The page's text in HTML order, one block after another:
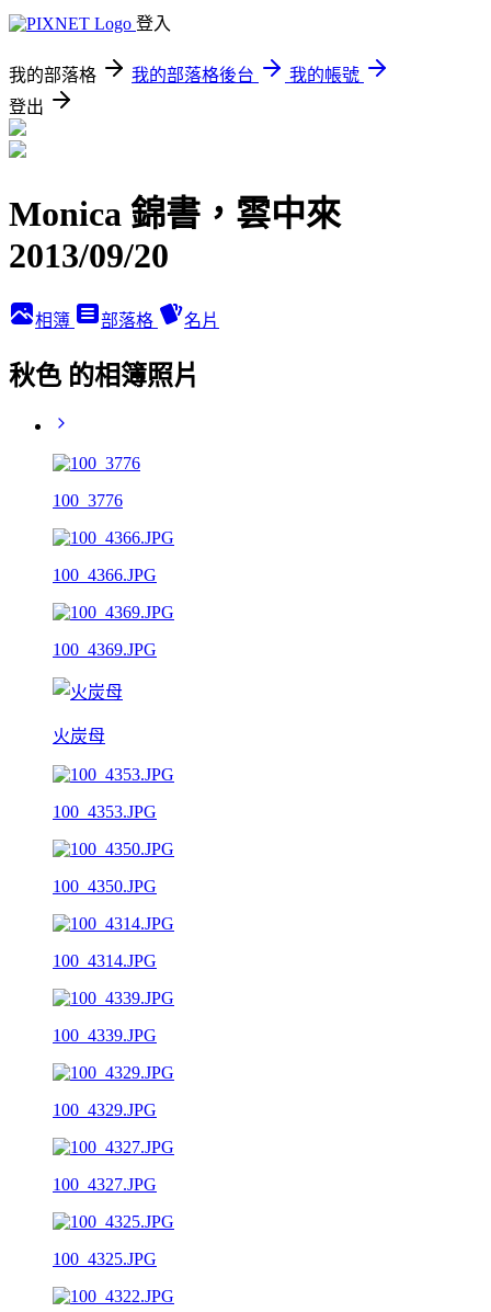
登入
我的部落格 我的部落格後台
我的帳號
登出
Monica 錦書，雲中來
2013/09/20
相簿 部落格 名片
秋色 的相簿照片
100_3776
100_4366.JPG
100_4369.JPG
火炭母
100_4353.JPG
100_4350.JPG
100_4314.JPG
100_4339.JPG
100_4329.JPG
100_4327.JPG
100_4325.JPG